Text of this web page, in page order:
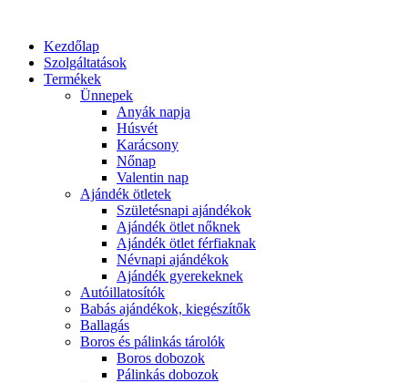
Kezdőlap
Szolgáltatások
Termékek
Ünnepek
Anyák napja
Húsvét
Karácsony
Nőnap
Valentin nap
Ajándék ötletek
Születésnapi ajándékok
Ajándék ötlet nőknek
Ajándék ötlet férfiaknak
Névnapi ajándékok
Ajándék gyerekeknek
Autóillatosítók
Babás ajándékok, kiegészítők
Ballagás
Boros és pálinkás tárolók
Boros dobozok
Pálinkás dobozok